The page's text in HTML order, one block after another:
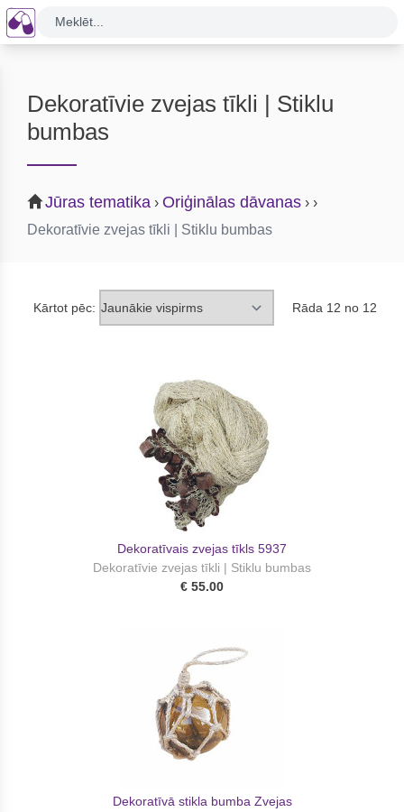
Meklēt...
Dekoratīvie zvejas tīkli | Stiklu
bumbas
Jūras tematika › Oriģinālas dāvanas › ›
Dekoratīvie zvejas tīkli | Stiklu bumbas
Kārtot pēc: Rāda 12 no 12
Dekoratīvais zvejas tīkls 5937
Dekoratīvie zvejas tīkli | Stiklu bumbas
€ 55.00
Dekoratīvā stikla bumba Zvejas